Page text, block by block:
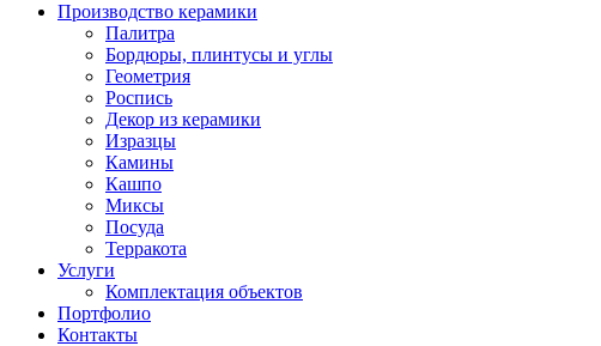
Производство керамики
Палитра
Бордюры, плинтусы и углы
Геометрия
Роспись
Декор из керамики
Изразцы
Камины
Кашпо
Миксы
Посуда
Терракота
Услуги
Комплектация объектов
Портфолио
Контакты